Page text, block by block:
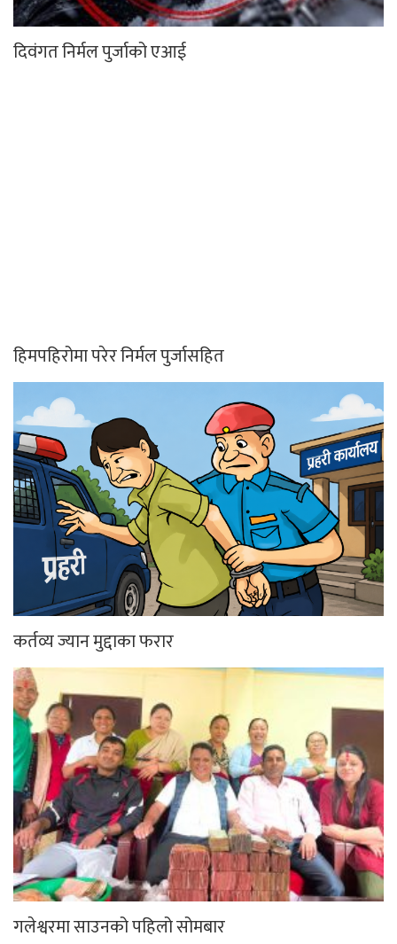
दिवंगत निर्मल पुर्जाको एआई
हिमपहिरोमा परेर निर्मल पुर्जासहित
कर्तव्य ज्यान मुद्दाका फरार
गलेश्वरमा साउनको पहिलो सोमबार